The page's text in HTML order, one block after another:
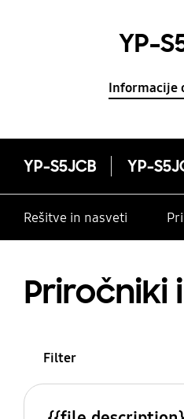
YP-
Informacije
YP-S5JCB YP-
Rešitve in nasveti
Priročniki
Filter